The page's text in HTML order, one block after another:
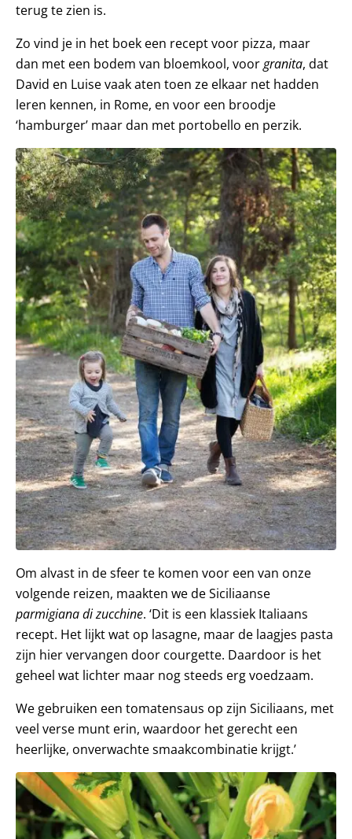
terug te zien is.
Zo vind je in het boek een recept voor pizza, maar
dan met een bodem van bloemkool, voorgranita, dat
David en Luise vaak aten toen ze elkaar net hadden
leren kennen, in Rome, en voor een broodje
‘hamburger’ maar dan met portobello en perzik.
Om alvast in de sfeer te komen voor een van onze
volgende reizen, maakten we de Siciliaanse
parmigiana di zucchine. ‘Dit is een klassiek Italiaans
recept. Het lijkt wat op lasagne, maar de laagjes pasta
zijn hier vervangen door courgette. Daardoor is het
geheel wat lichter maar nog steeds erg voedzaam.
We gebruiken een tomatensaus op zijn Siciliaans, met
veel verse munt erin, waardoor het gerecht een
heerlijke, onverwachte smaakcombinatie krijgt.’